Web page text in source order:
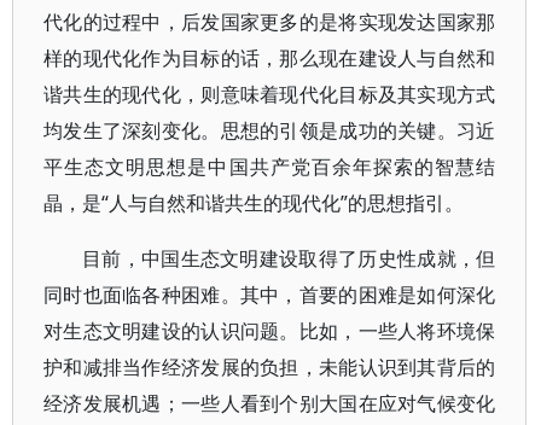
代化的过程中，后发国家更多的是将实现发达国家那
样的现代化作为目标的话，那么现在建设人与自然和
谐共生的现代化，则意味着现代化目标及其实现方式
均发生了深刻变化。思想的引领是成功的关键。习近
平生态文明思想是中国共产党百余年探索的智慧结
晶，是“人与自然和谐共生的现代化”的思想指引。
目前，中国生态文明建设取得了历史性成就，但
同时也面临各种困难。其中，首要的困难是如何深化
对生态文明建设的认识问题。比如，一些人将环境保
护和减排当作经济发展的负担，未能认识到其背后的
经济发展机遇；一些人看到个别大国在应对气候变化